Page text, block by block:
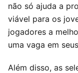
não só ajuda a
viável para os
jogadores a
uma vaga em
Além disso, as